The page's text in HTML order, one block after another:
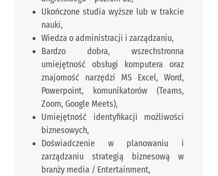
Ukończone studia wyższe lub w trakcie
nauki,
Wiedza o administracji i zarządzaniu,
Bardzo dobra, wszechstronna
umiejętność obsługi komputera oraz
znajomość narzędzi MS Excel, Word,
Powerpoint, komunikatorów (Teams,
Zoom, Google Meets),
Umiejętność identyfikacji możliwości
biznesowych,
Doświadczenie w planowaniu i
zarządzaniu strategią biznesową w
branży media / Entertainment,